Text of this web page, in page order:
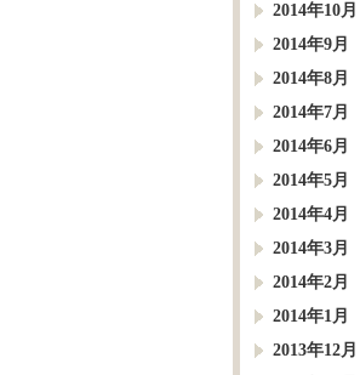
2014年10月
2014年9月
2014年8月
2014年7月
2014年6月
2014年5月
2014年4月
2014年3月
2014年2月
2014年1月
2013年12月